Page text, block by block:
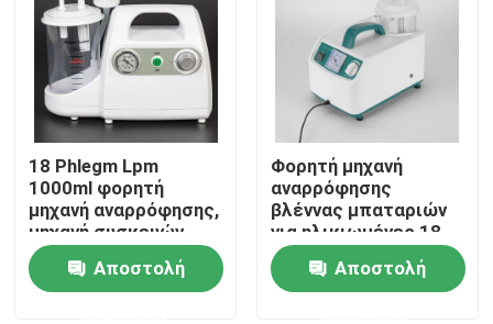
Γύρος εργοστασίων
Μας ελάτε σε επαφή με
Ειδήσεις
Περιπτώσεις
18 Phlegm Lpm
1000ml φορητή
μηχανή αναρρόφησης,
μηχανή συσκευών
αναρρόφησης 50hz
Αποστολή
Φορητή μηχανή
αναρρόφησης
βλέννας μπαταριών
για ηλικιωμένες 18
συσκευές πτύελου
Lpm
Αποστολή